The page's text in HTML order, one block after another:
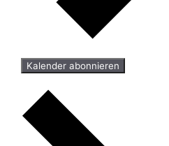
Kalender abonnieren